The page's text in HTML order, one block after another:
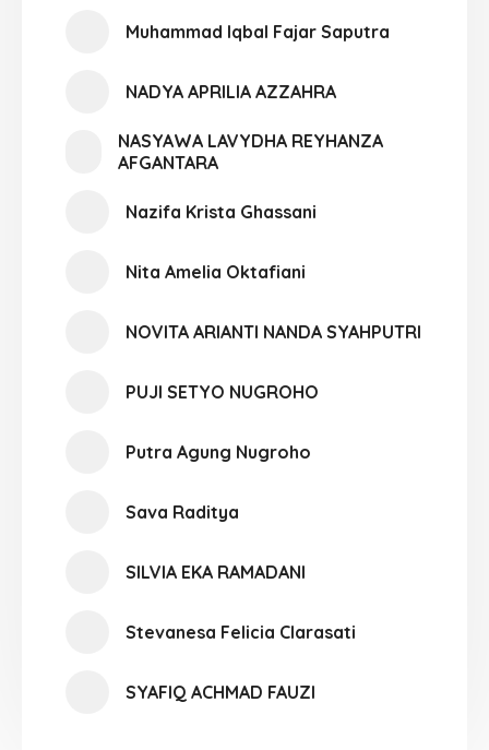
Muhammad Iqbal Fajar Saputra
NADYA APRILIA AZZAHRA
NASYAWA LAVYDHA REYHANZA
AFGANTARA
Nazifa Krista Ghassani
Nita Amelia Oktafiani
NOVITA ARIANTI NANDA SYAHPUTRI
PUJI SETYO NUGROHO
Putra Agung Nugroho
Sava Raditya
SILVIA EKA RAMADANI
Stevanesa Felicia Clarasati
SYAFIQ ACHMAD FAUZI